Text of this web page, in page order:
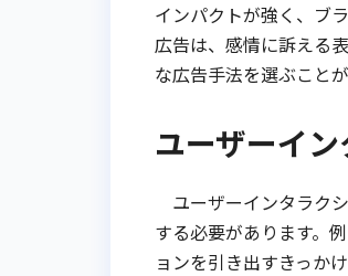
インパクトが強く、ブ
広告は、感情に訴える
な広告手法を選ぶこと
ユーザーイ
ユーザーインタラク
する必要があります。
ョンを引き出すきっか